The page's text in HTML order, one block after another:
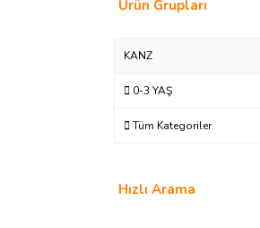
Ürün Grupları
KANZ
0-3 YAŞ
Tüm Kategoriler
Hızlı Arama